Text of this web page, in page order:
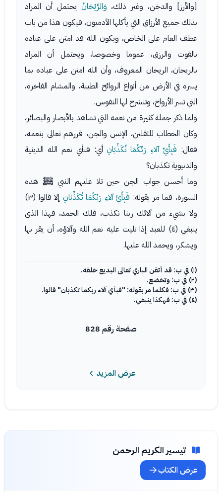
[والأرز] والدخن، وغير ذلك، وَالرَّيْحَانُ يحتمل أن المراد
بذلك جميع الأرزاق التي يأكلها الآدميون، فيكون هذا من باب
عطف العام على الخاص، ويكون الله قد امتن على عباده
بالقوت والرزق، عموما وخصوصا، ويحتمل أن المراد
بالريحان، الريحان المعروف، وأن الله امتن على عباده بما
يسره في الأرض من أنواع الروائح الطيبة، والمشام الفاخرة،
التي تسر الأرواح، وتنشرح لها النفوس.
ولما ذكر جملة كثيرة من نعمه التي تشاهد بالأبصار والبصائر،
وكان الخطاب للثقلين، الإنس والجن، قررهم تعالى بنعمه،
فقال: فَبِأَيِّ آلاءِ رَبِّكُمَا تُكَذِّبَانِأي: فبأي نعم الله الدينية
والدنيوية تكذبان؟
وما أحسن جواب الجن حين تلا عليهم النبي ﷺ هذه
السورة، فما مر بقوله: فَبِأَيِّ آلاءِ رَبِّكُمَا تُكَذِّبَانِ
إلا قالوا (٣)
ولا بشيء من آلائك ربنا نكذب، فلك الحمد، فهذا الذي
ينبغي (٤) للعبد إذا تليت عليه نعم الله وآلاؤه، أن يقر بها
ويشكر، ويحمد الله عليها.
(١) في ب: قد أتقن الباري تعالى البديع خلقه.
(٢) في ب: وتخضع.
(٣) في ب: فكلما مر بقوله: "فبأي آلاء ربكما تكذبان" قالوا.
(٤) في ب: فهكذا ينبغي.
صفحة رقم 828
عرض المزيد
تيسير الكريم الرحمن
عرض الكتاب